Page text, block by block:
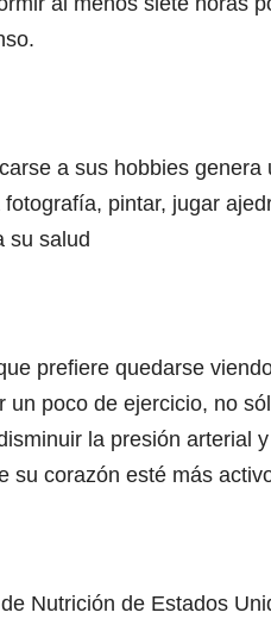
a sus hobbies genera
pintar, jugar
su salud
prefiere quedarse
un poco de ejercicio, no
la presión arterial
su corazón esté más
Nutrición de Estados